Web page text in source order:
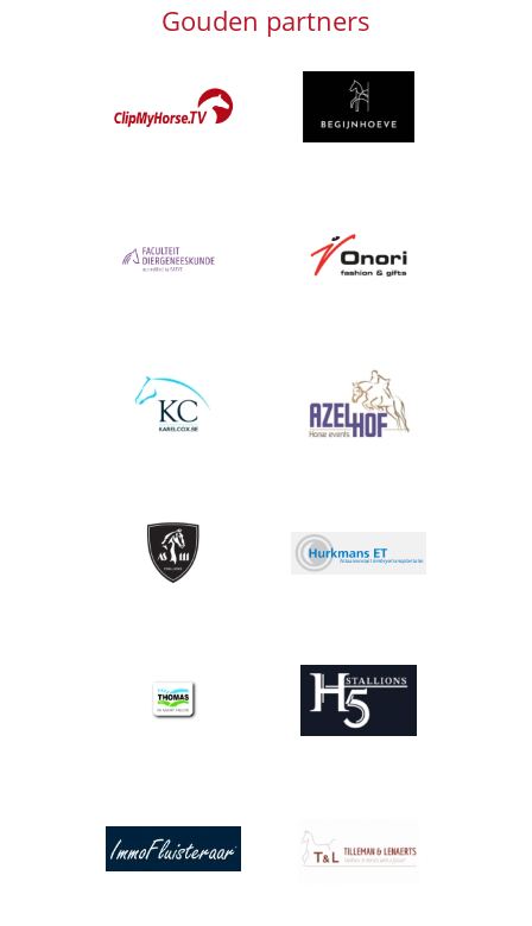
Gouden partners
Afbeelding
Afbeelding Afbeelding
Afbeelding Afbeelding
Afbeelding
Afbeelding
Afbeelding
Afbeelding Afbeelding